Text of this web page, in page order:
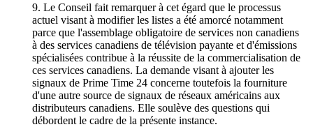
9. Le Conseil fait remarquer à cet égard que le processus
actuel visant à modifier les listes a été amorcé notamment
parce que l'assemblage obligatoire de services non canadiens
à des services canadiens de télévision payante et d'émissions
spécialisées contribue à la réussite de la commercialisation de
ces services canadiens. La demande visant à ajouter les
signaux de Prime Time 24 concerne toutefois la fourniture
d'une autre source de signaux de réseaux américains aux
distributeurs canadiens. Elle soulève des questions qui
débordent le cadre de la présente instance.